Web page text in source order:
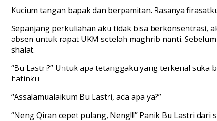
Kucium tangan bapak dan berpamitan. Rasanya
Sepanjang perkuliahan aku tidak bisa berkonsentrasi,
absen untuk rapat UKM setelah maghrib nanti.
shalat.
“Bu Lastri?” Untuk apa tetanggaku yang terkenal
batinku.
“Assalamualaikum Bu Lastri, ada apa ya?”
“Neng Qiran cepet pulang, Neng!!!” Panik Bu Lastri dari